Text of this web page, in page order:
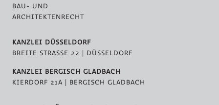
BAU- UND
ARCHITEKTENRECHT
KANZLEI DÜSSELDORF
BREITE STRASSE 22 | DÜSSELDORF
KANZLEI BERGISCH GLADBACH
KIERDORF 21A | BERGISCH GLADBACH